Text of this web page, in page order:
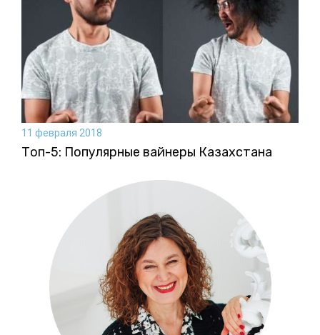
11 февраля 2018
Топ-5: Популярные вайнеры Казахстана